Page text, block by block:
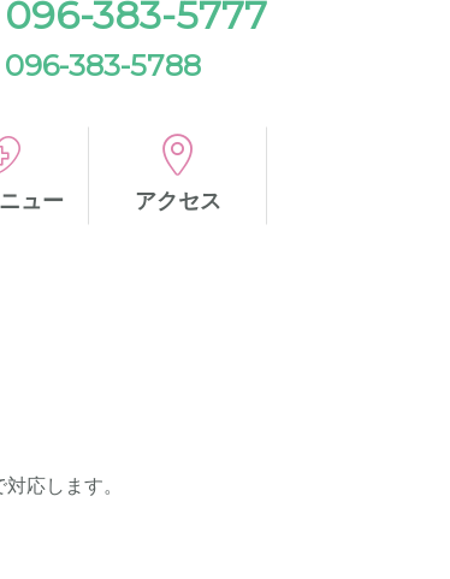
096-383-5777
096-383-5788
ュー アクセス
応します。